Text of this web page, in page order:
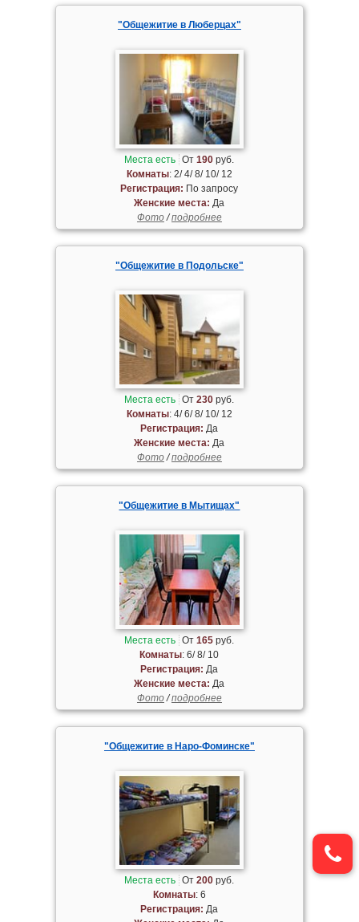
"Общежитие в Люберцах"
Места есть От190 руб.
Комнаты: 2/ 4/ 8/ 10/ 12
Регистрация: По запросу
Женские места: Да
Фото/подробнее
"Общежитие в Подольске"
Места есть От230 руб.
Комнаты: 4/ 6/ 8/ 10/ 12
Регистрация: Да
Женские места: Да
Фото/подробнее
"Общежитие в Мытищах"
Места есть От165 руб.
Комнаты: 6/ 8/ 10
Регистрация: Да
Женские места: Да
Фото/подробнее
"Общежитие в Наро-Фоминске"
Места есть От200 руб.
Комнаты: 6
Регистрация: Да